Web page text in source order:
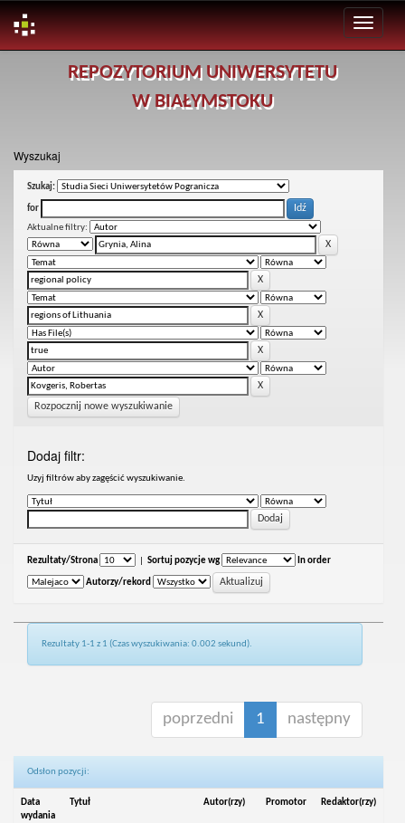
REPOZYTORIUM UNIWERSYTETU
W BIAŁYMSTOKU
Wyszukaj
Szukaj:
for
Aktualne filtry:
Rozpocznij nowe wyszukiwanie
Dodaj filtr:
Uzyj filtrów aby zagęścić wyszukiwanie.
Rezultaty/Strona Sortuj pozycje wg In order
Autorzy/rekord
Rezultaty 1-1 z 1 (Czas wyszukiwania: 0.002 sekund).
poprzedni 1 następny
Odsłon pozycji:
Data
wydania
Tytuł Autor(rzy) Promotor Redaktor(rzy)